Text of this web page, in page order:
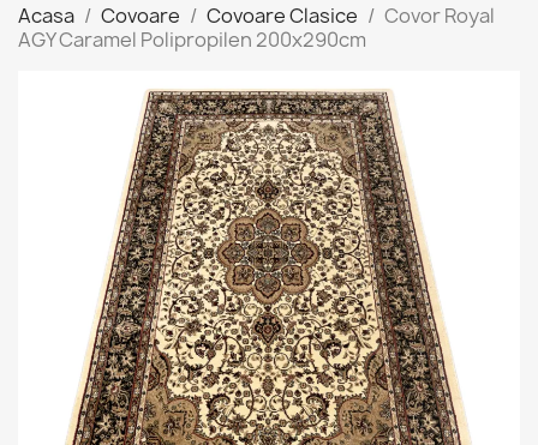
Acasa Covoare Covoare Clasice
Covor Royal
AGY Caramel Polipropilen 200x290cm